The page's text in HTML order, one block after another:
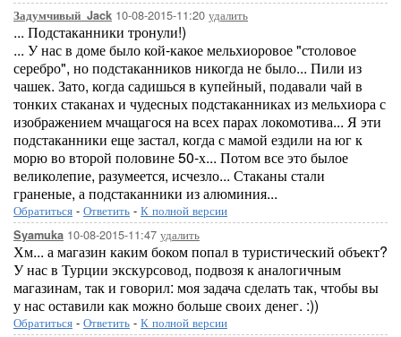
Задумчивый_Jack 10-08-2015-11:20 удалить
... Подстаканники тронули!)
... У нас в доме было кой-какое мельхиоровое "столовое
серебро", но подстаканников никогда не было... Пили из
чашек. Зато, когда садишься в купейный, подавали чай в
тонких стаканах и чудесных подстаканниках из мельхиора с
изображением мчащагося на всех парах локомотива... Я эти
подстаканники еще застал, когда с мамой ездили на юг к
морю во второй половине 50-х... Потом все это былое
великолепие, разумеется, исчезло... Стаканы стали
граненые, а подстаканники из алюминия...
Обратиться - Ответить - К полной версии
Syamuka 10-08-2015-11:47 удалить
Хм... а магазин каким боком попал в туристический объект?
У нас в Турции экскурсовод, подвозя к аналогичным
магазинам, так и говорил: моя задача сделать так, чтобы вы
у нас оставили как можно больше своих денег. :))
Обратиться - Ответить - К полной версии